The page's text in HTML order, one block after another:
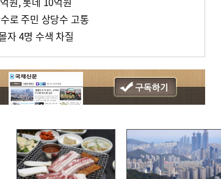
로 주민 상당수 고통
자 4명 수색 차질